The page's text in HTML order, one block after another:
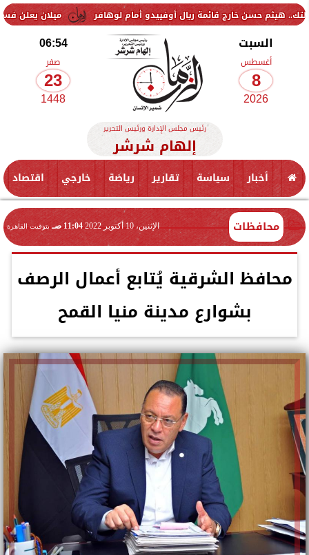
ميلان يعلن فسخ عقد خارج قائمة ريال أوفييدو أمام لوهافر
السبت
أغسطس
8
2026
06:54
صفر
23
1448
رئيس مجلس الإدارة ورئيس التحرير
إلهام شرشر
أخبار سياسة تقارير رياضة خارجي اقتصاد
محافظات الإثنين، 10 أكتوبر 2022 11:04 صـ بتوقيت القاهرة
محافظ الشرقية يُتابع أعمال الرصف
بشوارع مدينة منيا القمح